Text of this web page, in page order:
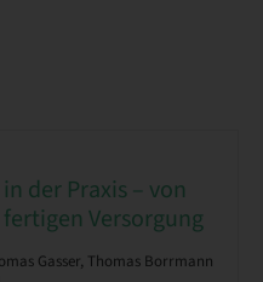
der Praxis – von
Versorgung
Gasser, Thomas Borrmann